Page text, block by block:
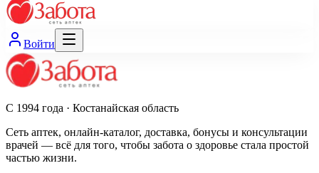
Войти
С 1994 года · Костанайская область
Сеть аптек, онлайн-каталог, доставка, бонусы и консультации
врачей — всё для того, чтобы забота о здоровье стала простой
частью жизни.